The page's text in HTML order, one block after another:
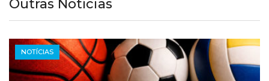
Outras Notícias
NOTÍCIAS